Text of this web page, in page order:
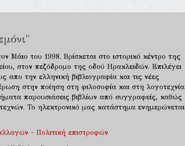
Μάιο του 1998. Βρίσκεται στο ιστορικό κέντρο της
στον πεζόδρομο της οδού Ηρακλειδών. Επιλέγει
απο την ελληνική βιβλιογραφία και τις νέες
στην ποίηση στη φιλοσοφία και στη λογοτεχνία
παρουσιάσεις βιβλίων από συγγραφείς, καθώς
Το ηλεκτρονικό μας κατάστημα ενημερώνεται
- Πολιτική επιστροφών